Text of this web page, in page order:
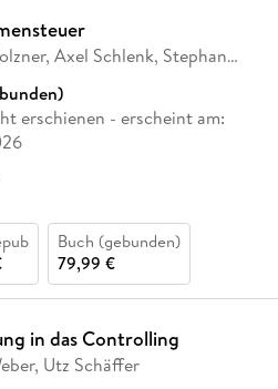
Axel Schlenk, Stephan
erschienen - erscheint am:
Buch (gebunden)
79,99 €
in das Controlling
Utz Schäffer